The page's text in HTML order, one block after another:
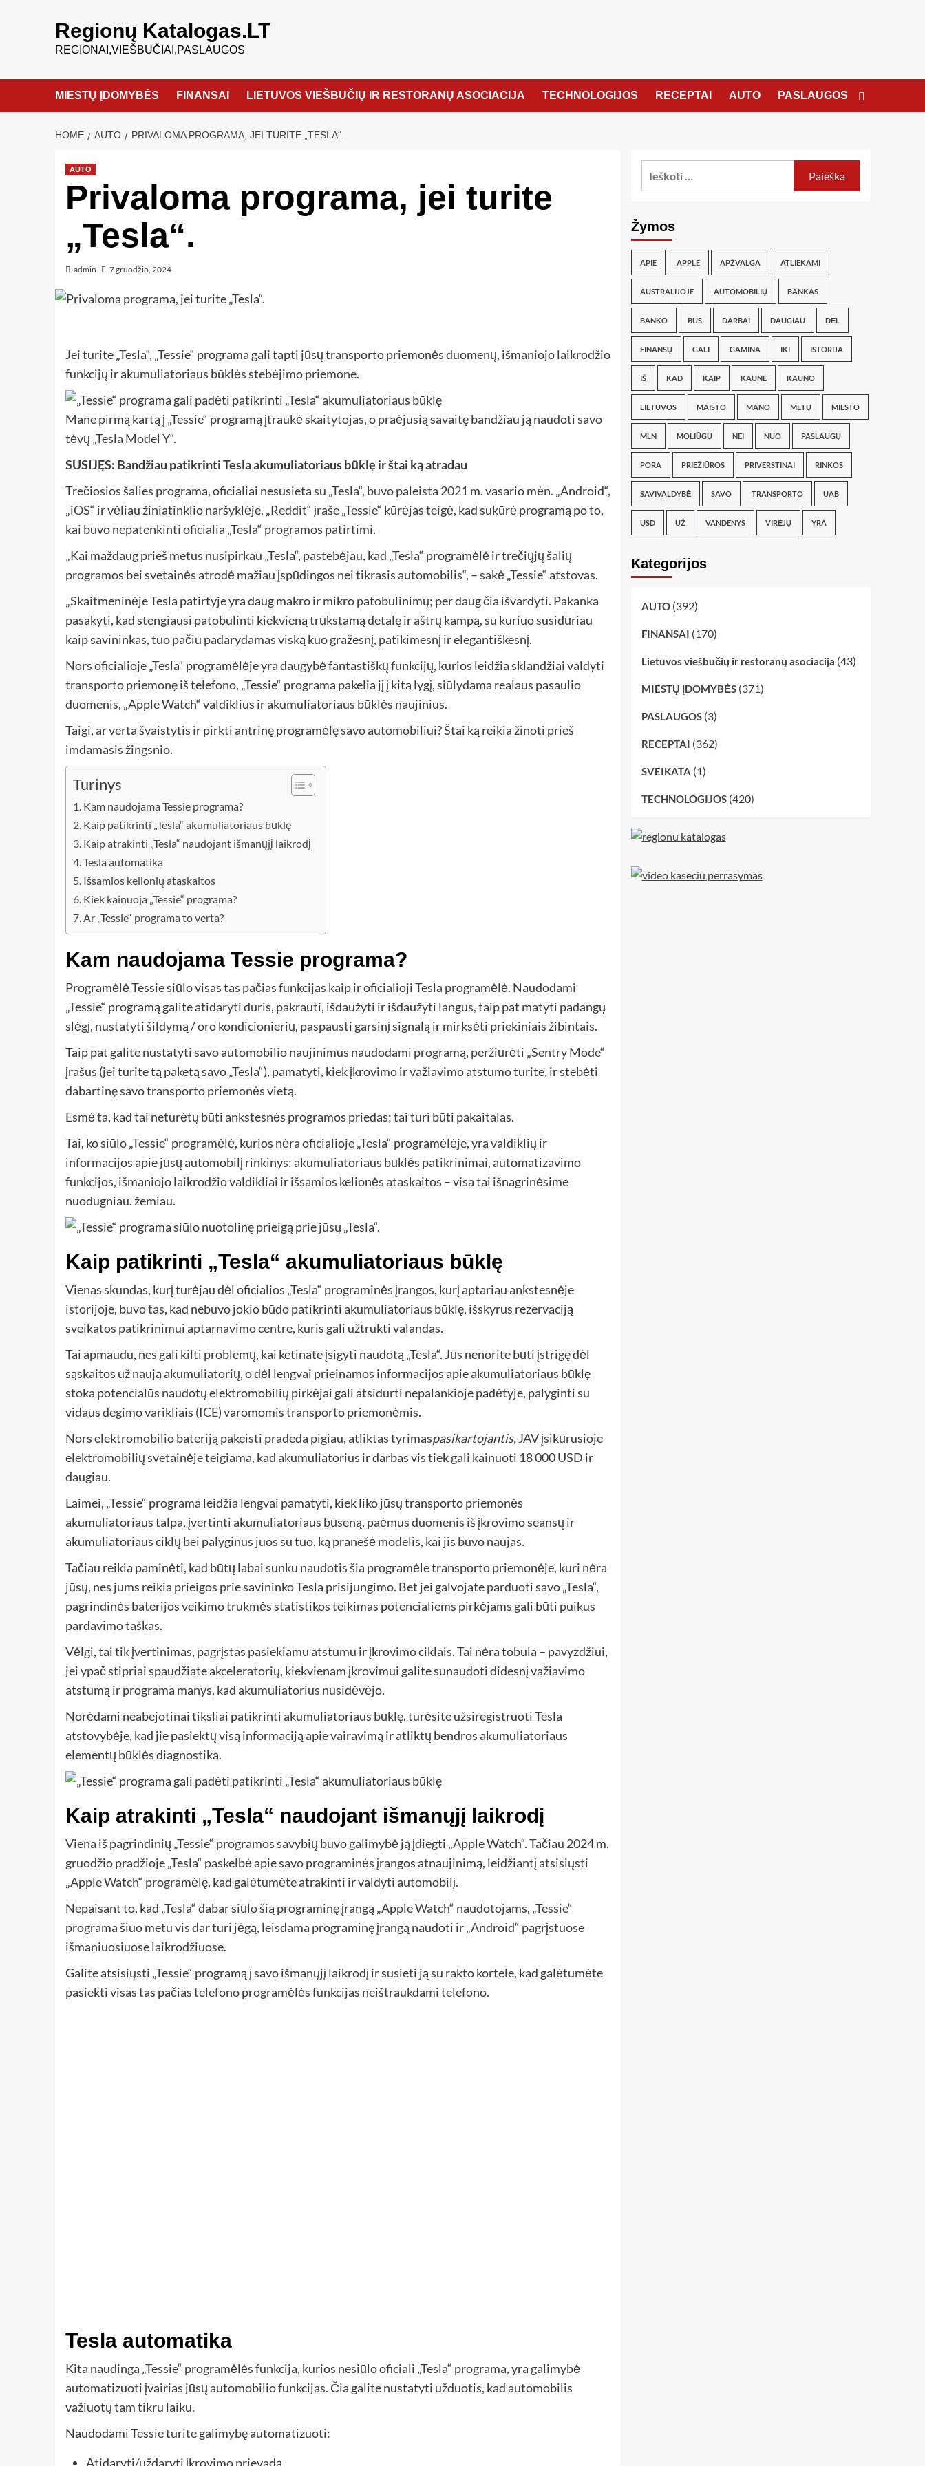
Regionų Katalogas.LT
REGIONAI,VIEŠBUČIAI,PASLAUGOS
MIESTŲ ĮDOMYBĖS FINANSAI LIETUVOS VIEŠBUČIŲ IR RESTORANŲ ASOCIACIJA TECHNOLOGIJOS RECEPTAI AUTO PASLAUGOS
HOME AUTO PRIVALOMA PROGRAMA, JEI TURITE „TESLA“.
AUTO
Privaloma programa, jei turite
„Tesla“.
admin 7 gruodžio, 2024
Jei turite „Tesla“, „Tessie“ programa gali tapti jūsų transporto priemonės duomenų, išmaniojo laikrodžio
funkcijų ir akumuliatoriaus būklės stebėjimo priemone.
Mane pirmą kartą į „Tessie“ programą įtraukė skaitytojas, o praėjusią savaitę bandžiau ją naudoti savo
tėvų „Tesla Model Y“.
SUSIJĘS: Bandžiau patikrinti Tesla akumuliatoriaus būklę ir štai ką atradau
Trečiosios šalies programa, oficialiai nesusieta su „Tesla“, buvo paleista 2021 m. vasario mėn. „Android“,
„iOS“ ir vėliau žiniatinklio naršyklėje. „Reddit“ įraše „Tessie“ kūrėjas teigė, kad sukūrė programą po to,
kai buvo nepatenkinti oficialia „Tesla“ programos patirtimi.
„Kai maždaug prieš metus nusipirkau „Tesla“, pastebėjau, kad „Tesla“ programėlė ir trečiųjų šalių
programos bei svetainės atrodė mažiau įspūdingos nei tikrasis automobilis“, – sakė „Tessie“ atstovas.
„Skaitmeninėje Tesla patirtyje yra daug makro ir mikro patobulinimų; per daug čia išvardyti. Pakanka
pasakyti, kad stengiausi patobulinti kiekvieną trūkstamą detalę ir aštrų kampą, su kuriuo susidūriau
kaip savininkas, tuo pačiu padarydamas viską kuo gražesnį, patikimesnį ir elegantiškesnį.
Nors oficialioje „Tesla“ programėlėje yra daugybė fantastiškų funkcijų, kurios leidžia sklandžiai valdyti
transporto priemonę iš telefono, „Tessie“ programa pakelia jį į kitą lygį, siūlydama realaus pasaulio
duomenis, „Apple Watch“ valdiklius ir akumuliatoriaus būklės naujinius.
Taigi, ar verta švaistytis ir pirkti antrinę programėlę savo automobiliui? Štai ką reikia žinoti prieš
imdamasis žingsnio.
Turinys
Kam naudojama Tessie programa?
Kaip patikrinti „Tesla“ akumuliatoriaus būklę
Kaip atrakinti „Tesla“ naudojant išmanųjį laikrodį
Tesla automatika
Išsamios kelionių ataskaitos
Kiek kainuoja „Tessie“ programa?
Ar „Tessie“ programa to verta?
Kam naudojama Tessie programa?
Programėlė Tessie siūlo visas tas pačias funkcijas kaip ir oficialioji Tesla programėlė. Naudodami
„Tessie“ programą galite atidaryti duris, pakrauti, išdaužyti ir išdaužyti langus, taip pat matyti padangų
slėgį, nustatyti šildymą / oro kondicionierių, paspausti garsinį signalą ir mirksėti priekiniais žibintais.
Taip pat galite nustatyti savo automobilio naujinimus naudodami programą, peržiūrėti „Sentry Mode“
įrašus (jei turite tą paketą savo „Tesla“), pamatyti, kiek įkrovimo ir važiavimo atstumo turite, ir stebėti
dabartinę savo transporto priemonės vietą.
Esmė ta, kad tai neturėtų būti ankstesnės programos priedas; tai turi būti pakaitalas.
Tai, ko siūlo „Tessie“ programėlė, kurios nėra oficialioje „Tesla“ programėlėje, yra valdiklių ir
informacijos apie jūsų automobilį rinkinys: akumuliatoriaus būklės patikrinimai, automatizavimo
funkcijos, išmaniojo laikrodžio valdikliai ir išsamios kelionės ataskaitos – visa tai išnagrinėsime
nuodugniau. žemiau.
Kaip patikrinti „Tesla“ akumuliatoriaus būklę
Vienas skundas, kurį turėjau dėl oficialios „Tesla“ programinės įrangos, kurį aptariau ankstesnėje
istorijoje, buvo tas, kad nebuvo jokio būdo patikrinti akumuliatoriaus būklę, išskyrus rezervaciją
sveikatos patikrinimui aptarnavimo centre, kuris gali užtrukti valandas.
Tai apmaudu, nes gali kilti problemų, kai ketinate įsigyti naudotą „Tesla“. Jūs nenorite būti įstrigę dėl
sąskaitos už naują akumuliatorių, o dėl lengvai prieinamos informacijos apie akumuliatoriaus būklę
stoka potencialūs naudotų elektromobilių pirkėjai gali atsidurti nepalankioje padėtyje, palyginti su
vidaus degimo varikliais (ICE) varomomis transporto priemonėmis.
Nors elektromobilio bateriją pakeisti pradeda pigiau, atliktas tyrimaspasikartojantis,JAV įsikūrusioje
elektromobilių svetainėje teigiama, kad akumuliatorius ir darbas vis tiek gali kainuoti 18 000 USD ir
daugiau.
Laimei, „Tessie“ programa leidžia lengvai pamatyti, kiek liko jūsų transporto priemonės
akumuliatoriaus talpa, įvertinti akumuliatoriaus būseną, paėmus duomenis iš įkrovimo seansų ir
akumuliatoriaus ciklų bei palyginus juos su tuo, ką pranešė modelis, kai jis buvo naujas.
Tačiau reikia paminėti, kad būtų labai sunku naudotis šia programėle transporto priemonėje, kuri nėra
jūsų, nes jums reikia prieigos prie savininko Tesla prisijungimo. Bet jei galvojate parduoti savo „Tesla“,
pagrindinės baterijos veikimo trukmės statistikos teikimas potencialiems pirkėjams gali būti puikus
pardavimo taškas.
Vėlgi, tai tik įvertinimas, pagrįstas pasiekiamu atstumu ir įkrovimo ciklais. Tai nėra tobula – pavyzdžiui,
jei ypač stipriai spaudžiate akceleratorių, kiekvienam įkrovimui galite sunaudoti didesnį važiavimo
atstumą ir programa manys, kad akumuliatorius nusidėvėjo.
Norėdami neabejotinai tiksliai patikrinti akumuliatoriaus būklę, turėsite užsiregistruoti Tesla
atstovybėje, kad jie pasiektų visą informaciją apie vairavimą ir atliktų bendros akumuliatoriaus
elementų būklės diagnostiką.
Kaip atrakinti „Tesla“ naudojant išmanųjį laikrodį
Viena iš pagrindinių „Tessie“ programos savybių buvo galimybė ją įdiegti „Apple Watch“. Tačiau 2024 m.
gruodžio pradžioje „Tesla“ paskelbė apie savo programinės įrangos atnaujinimą, leidžiantį atsisiųsti
„Apple Watch“ programėlę, kad galėtumėte atrakinti ir valdyti automobilį.
Nepaisant to, kad „Tesla“ dabar siūlo šią programinę įrangą „Apple Watch“ naudotojams, „Tessie“
programa šiuo metu vis dar turi jėgą, leisdama programinę įrangą naudoti ir „Android“ pagrįstuose
išmaniuosiuose laikrodžiuose.
Galite atsisiųsti „Tessie“ programą į savo išmanųjį laikrodį ir susieti ją su rakto kortele, kad galėtumėte
pasiekti visas tas pačias telefono programėlės funkcijas neištraukdami telefono.
Tesla automatika
Kita naudinga „Tessie“ programėlės funkcija, kurios nesiūlo oficiali „Tesla“ programa, yra galimybė
automatizuoti įvairias jūsų automobilio funkcijas. Čia galite nustatyti užduotis, kad automobilis
važiuotų tam tikru laiku.
Naudodami Tessie turite galimybę automatizuoti:
Atidaryti/uždaryti įkrovimo prievadą
Žymos
APIE APPLE APŽVALGA ATLIEKAMI
AUSTRALIJOJE AUTOMOBILIŲ BANKAS
BANKO BUS DARBAI DAUGIAU DĖL
FINANSŲ GALI GAMINA IKI ISTORIJA
IŠ KAD KAIP KAUNE KAUNO
LIETUVOS MAISTO MANO METŲ MIESTO
MLN MOLIŪGŲ NEI NUO PASLAUGŲ
PORA PRIEŽIŪROS PRIVERSTINAI RINKOS
SAVIVALDYBĖ SAVO TRANSPORTO UAB
USD UŽ VANDENYS VIRĖJŲ YRA
Kategorijos
AUTO(392)
FINANSAI (170)
Lietuvos viešbučių ir restoranų asociacija (43)
MIESTŲ ĮDOMYBĖS(371)
PASLAUGOS(3)
RECEPTAI (362)
SVEIKATA (1)
TECHNOLOGIJOS(420)